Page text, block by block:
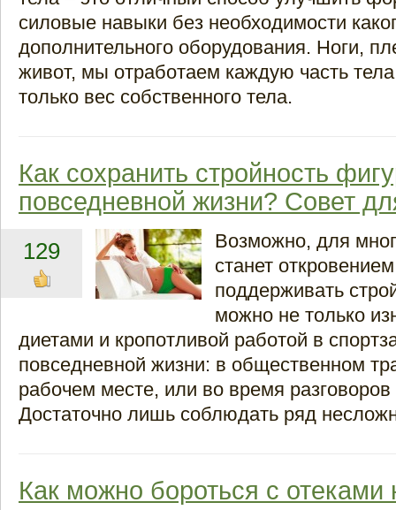
силовые навыки без необходимости
дополнительного оборудования. Ноги,
живот, мы отработаем каждую часть
только вес собственного тела.
Как сохранить стройность
повседневной жизни? Совет
129
Возможно, для
станет
поддерживать
можно не только
диетами и кропотливой работой в
повседневной жизни: в общественном
рабочем месте, или во время
Достаточно лишь соблюдать ряд
Как можно бороться с отеками